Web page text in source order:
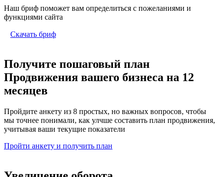
Наш бриф поможет вам определиться с пожеланиями и
функциями сайта
Скачать бриф
Получите пошаговый план
Продвижения вашего бизнеса на 12
месяцев
Пройдите анкету из 8 простых, но важных вопросов, чтобы
мы точнее понимали, как улчше составить план продвижения,
учитывая ваши текущие показатели
Пройти анкету и получить план